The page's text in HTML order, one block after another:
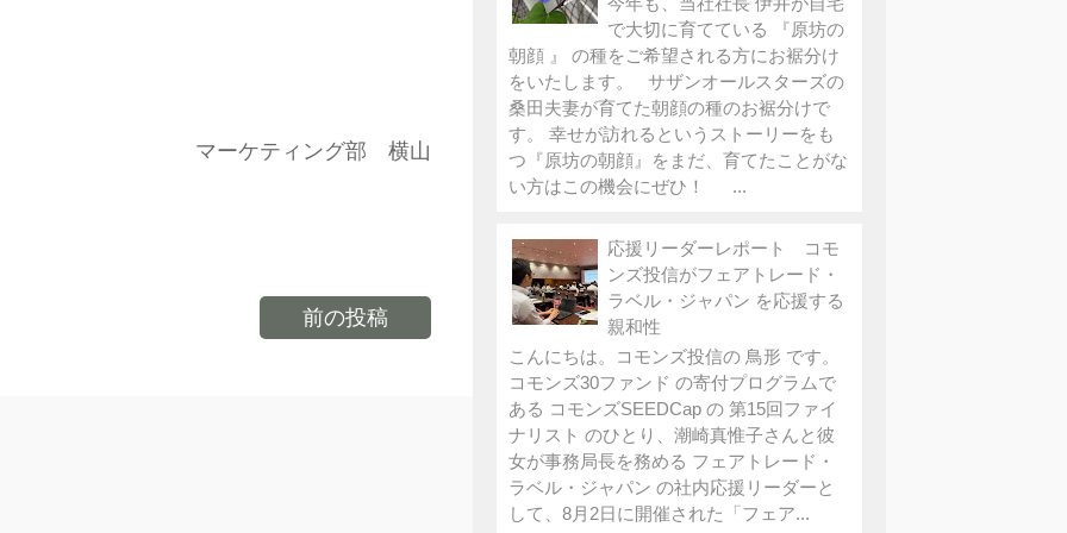
マーケティング部 横山
前の投稿
で大切に育てている 『原坊の
朝顔 』 の種をご希望される方にお裾分け
をいたします。 サザンオールスターズの
桑田夫妻が育てた朝顔の種のお裾分けで
す。 幸せが訪れるというストーリーをも
つ『原坊の朝顔』をまだ、育てたことがな
い方はこの機会にぜひ！ ...
応援リーダーレポート コモ
ンズ投信がフェアトレード・
ラベル・ジャパン を応援する
親和性
こんにちは。コモンズ投信の 鳥形 です。
コモンズ30ファンド の寄付プログラムで
ある コモンズSEEDCap の 第15回ファイ
ナリスト のひとり、潮崎真惟子さんと彼
女が事務局長を務める フェアトレード・
ラベル・ジャパン の社内応援リーダーと
して、8月2日に開催された「フェア...